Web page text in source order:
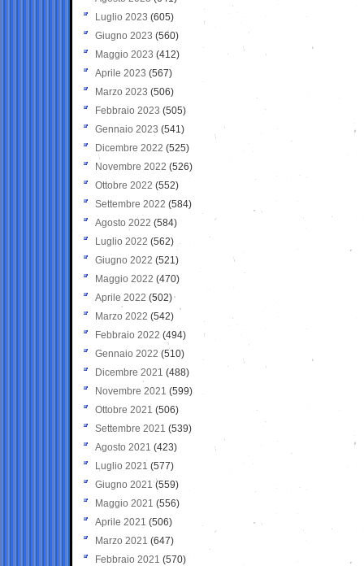
Luglio 2023 (605)
Giugno 2023 (560)
Maggio 2023 (412)
Aprile 2023 (567)
Marzo 2023 (506)
Febbraio 2023 (505)
Gennaio 2023 (541)
Dicembre 2022 (525)
Novembre 2022 (526)
Ottobre 2022 (552)
Settembre 2022 (584)
Agosto 2022 (584)
Luglio 2022 (562)
Giugno 2022 (521)
Maggio 2022 (470)
Aprile 2022 (502)
Marzo 2022 (542)
Febbraio 2022 (494)
Gennaio 2022 (510)
Dicembre 2021 (488)
Novembre 2021 (599)
Ottobre 2021 (506)
Settembre 2021 (539)
Agosto 2021 (423)
Luglio 2021 (577)
Giugno 2021(559)
Maggio 2021 (556)
Aprile 2021 (506)
Marzo 2021 (647)
Febbraio 2021 (570)